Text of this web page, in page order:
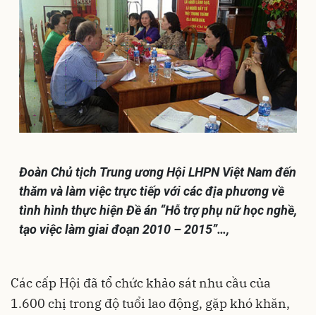
Đoàn Chủ tịch Trung ương Hội LHPN Việt Nam đến
thăm và làm việc trực tiếp với các địa phươngvề
tình hình thực hiện Đề án “Hỗ trợ phụ nữ học nghề,
tạo việc làm giai đoạn 2010 – 2015”…,
Các cấp Hội đã tổ chức khảo sát nhu cầu của
1.600 chị trong độ tuổi lao động, gặp khó khăn,